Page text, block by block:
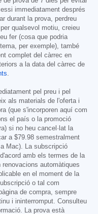
immediatament després
durant la prova, perdreu
qualsevol motiu, creieu
fer (cosa que podria
per exemple), també
complet del càrrec en
a la data del càrrec de
.
pel preu i pel
als materials de l'oferta i
(que s'incorporen aquí com
el país o la promoció
si no heu cancel·lat la
a $79.98 semestralment
Mac). La subscripció
d'acord amb els termes de la
automàtiques
en el moment de la
o tal com
de compra, sempre
i ininterromput. Consulteu
La prova està